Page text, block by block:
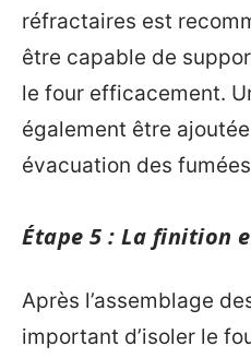
réfractaires est
être capable de
le four efficacement.
également être
évacuation des
Étape 5 : La finition
Après l’assemblage
important d’isoler le